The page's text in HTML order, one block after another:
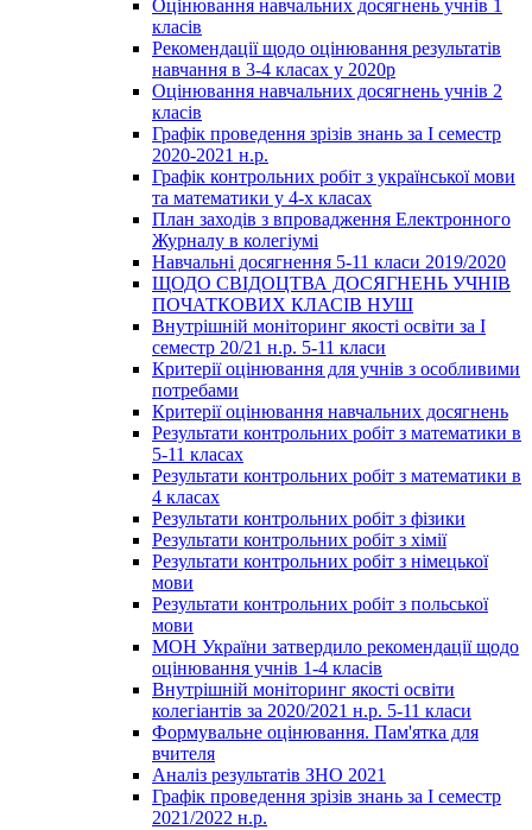
Оцінювання навчальних досягнень учнів 1
класів
Рекомендації щодо оцінювання результатів
навчання в 3-4 класах у 2020р
Оцінювання навчальних досягнень учнів 2
класів
Графік проведення зрізів знань за І семестр
2020-2021 н.р.
Графік контрольних робіт з української мови
та математики у 4-х класах
План заходів з впровадження Електронного
Журналу в колегіумі
Навчальні досягнення 5-11 класи 2019/2020
ЩОДО СВІДОЦТВА ДОСЯГНЕНЬ УЧНІВ
ПОЧАТКОВИХ КЛАСІВ НУШ
Внутрішній моніторинг якості освіти за І
семестр 20/21 н.р. 5-11 класи
Критерії оцінювання для учнів з особливими
потребами
Критерії оцінювання навчальних досягнень
Результати контрольних робіт з математики в
5-11 класах
Результати контрольних робіт з математики в
4 класах
Результати контрольних робіт з фізики
Результати контрольних робіт з хімії
Результати контрольних робіт з німецької
мови
Результати контрольних робіт з польської
мови
МОН України затвердило рекомендації щодо
оцінювання учнів 1-4 класів
Внутрішній моніторинг якості освіти
колегіантів за 2020/2021 н.р. 5-11 класи
Формувальне оцінювання. Пам'ятка для
вчителя
Аналіз результатів ЗНО 2021
Графік проведення зрізів знань за І семестр
2021/2022 н.р.